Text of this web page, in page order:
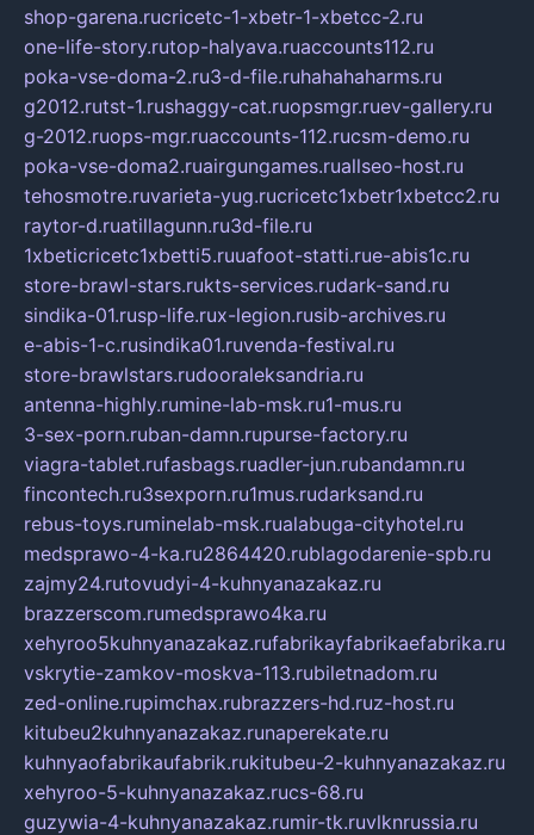
shop-garena.rucricetc-1-xbetr-1-xbetcc-2.ru
one-life-story.rutop-halyava.ruaccounts112.ru
poka-vse-doma-2.ru3-d-file.ruhahahaharms.ru
g2012.rutst-1.rushaggy-cat.ruopsmgr.ruev-gallery.ru
g-2012.ruops-mgr.ruaccounts-112.rucsm-demo.ru
poka-vse-doma2.ruairgungames.ruallseo-host.ru
tehosmotre.ruvarieta-yug.rucricetc1xbetr1xbetcc2.ru
raytor-d.ruatillagunn.ru3d-file.ru
1xbeticricetc1xbetti5.ruuafoot-statti.rue-abis1c.ru
store-brawl-stars.rukts-services.rudark-sand.ru
sindika-01.rusp-life.rux-legion.rusib-archives.ru
e-abis-1-c.rusindika01.ruvenda-festival.ru
store-brawlstars.rudooraleksandria.ru
antenna-highly.rumine-lab-msk.ru1-mus.ru
3-sex-porn.ruban-damn.rupurse-factory.ru
viagra-tablet.rufasbags.ruadler-jun.rubandamn.ru
fincontech.ru3sexporn.ru1mus.rudarksand.ru
rebus-toys.ruminelab-msk.rualabuga-cityhotel.ru
medsprawo-4-ka.ru2864420.rublagodarenie-spb.ru
zajmy24.rutovudyi-4-kuhnyanazakaz.ru
brazzerscom.rumedsprawo4ka.ru
xehyroo5kuhnyanazakaz.rufabrikayfabrikaefabrika.ru
vskrytie-zamkov-moskva-113.rubiletnadom.ru
zed-online.rupimchax.rubrazzers-hd.ruz-host.ru
kitubeu2kuhnyanazakaz.runaperekate.ru
kuhnyaofabrikaufabrik.rukitubeu-2-kuhnyanazakaz.ru
xehyroo-5-kuhnyanazakaz.rucs-68.ru
guzywia-4-kuhnyanazakaz.rumir-tk.ruvlknrussia.ru